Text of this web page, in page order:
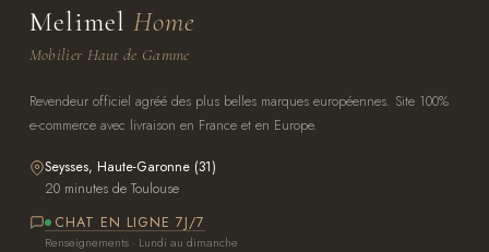
Melimel Home
Mobilier Haut de Gamme
Revendeur officiel agréé des plus belles marques européennes. Site 100%
e-commerce avec livraison en France et en Europe.
Seysses, Haute-Garonne (31)
20 minutes de Toulouse
CHAT EN LIGNE 7J/7
Renseignements · Lundi au dimanche